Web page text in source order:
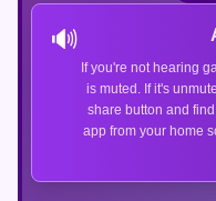
🔊
If you're not hearing
is muted. If it's
share button and
app from your home